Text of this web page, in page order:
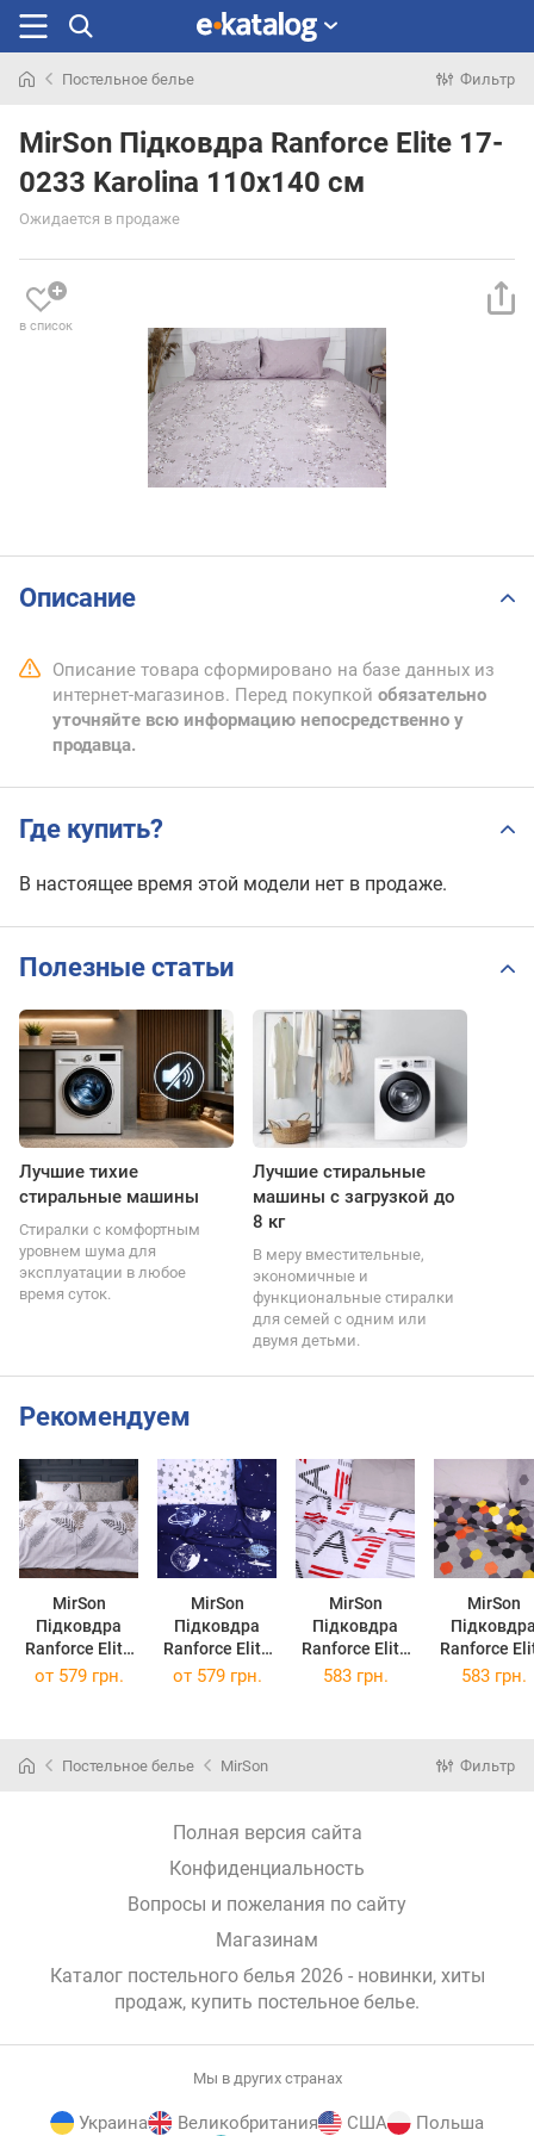
раньше
Постельное белье Фильтр
MirSon Підковдра Ranforce Elite 17-
0233 Karolina 110x140 см
Ожидается в продаже
в список
Описание
Описание товара сформировано на базе данных из
интернет-магазинов. Перед покупкой обязательно
уточняйте всю информацию непосредственно у
продавца.
Где купить?
В настоящее время этой модели нет в продаже.
Полезные статьи
Лучшие тихие
стиральные машины
Стиралки с комфортным
уровнем шума для
эксплуатации в любое
время суток.
Лучшие стиральные
машины с загрузкой до
8 кг
В меру вместительные,
экономичные и
функциональные стиралки
для семей с одним или
двумя детьми.
Рекомендуем
MirSon
Підковдра
Ranforce Elite
17-0006
MirSon
Підковдра
Ranforce Elite
17-0014
MirSon
Підковдра
Ranforce Elite
17-0540 Irene
MirSon
Ranforce
17-0519
от 579 грн. от 579 грн. 583 грн. 583 грн.
Постельное белье MirSon Фильтр
Полная версия сайта
Конфиденциальность
Вопросы и пожелания по сайту
Магазинам
Каталог постельного белья 2026 - новинки, хиты
продаж, купить постельное белье.
Мы в других странах
Украина Великобритания США Польша